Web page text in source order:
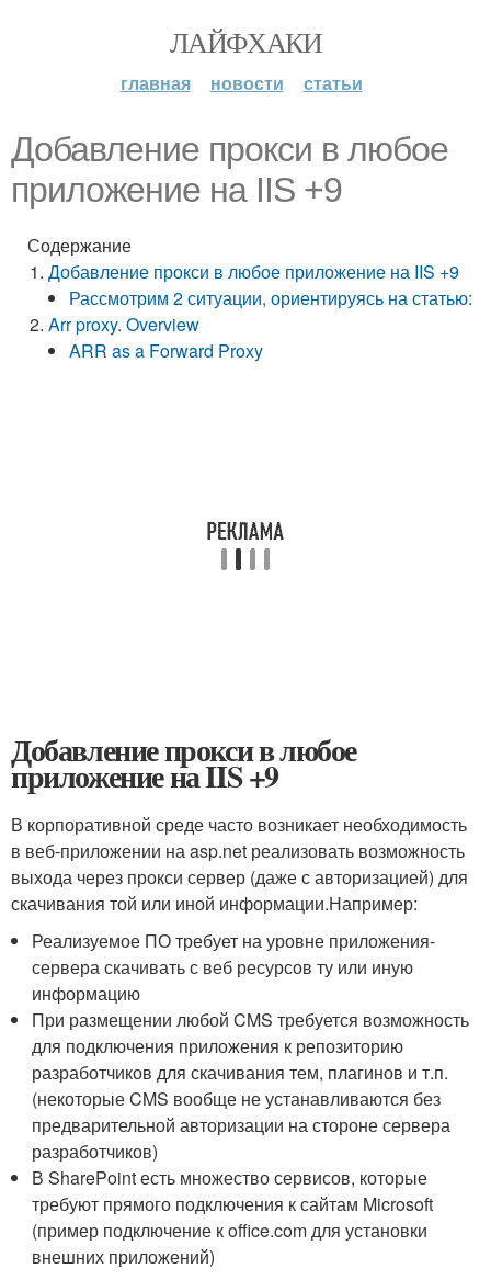
ЛАЙФХАКИ
главная новости статьи
Добавление прокси в любое
приложение на IIS +9
Содержание
Добавление прокси в любое приложение на IIS +9
Рассмотрим 2 ситуации, ориентируясь на статью:
Arr proxy. Overview
ARR as a Forward Proxy
Добавление прокси в любое
приложение на IIS +9
В корпоративной среде часто возникает необходимость
в веб-приложении на asp.net реализовать возможность
выхода через прокси сервер (даже с авторизацией) для
скачивания той или иной информации.Например:
Реализуемое ПО требует на уровне приложения-
сервера скачивать с веб ресурсов ту или иную
информацию
При размещении любой CMS требуется возможность
для подключения приложения к репозиторию
разработчиков для скачивания тем, плагинов и т.п.
(некоторые CMS вообще не устанавливаются без
предварительной авторизации на стороне сервера
разработчиков)
В SharePoint есть множество сервисов, которые
требуют прямого подключения к сайтам Microsoft
(пример подключение к office.com для установки
внешних приложений)